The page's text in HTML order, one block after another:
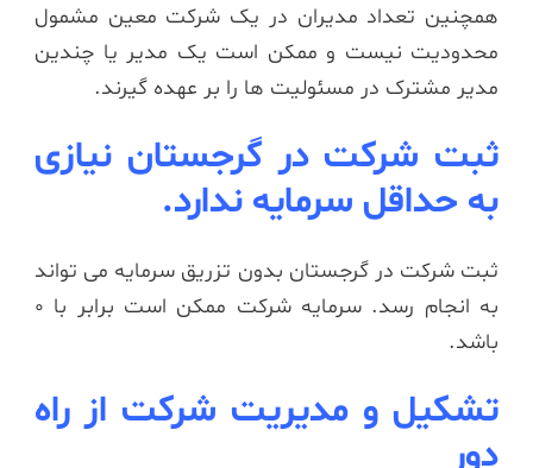
همچنین تعداد مدیران در یک شرکت معین مشمول
محدودیت نیست و ممکن است یک مدیر یا چندین
مدیر مشترک در مسئولیت ها را بر عهده گیرند.
ثبت شرکت در گرجستان نیازی
به حداقل سرمایه ندارد.
ثبت شرکت در گرجستان بدون تزریق سرمایه می تواند
به انجام رسد. سرمایه شرکت ممکن است برابر با 0
باشد.
تشکیل و مدیریت شرکت از راه
دور